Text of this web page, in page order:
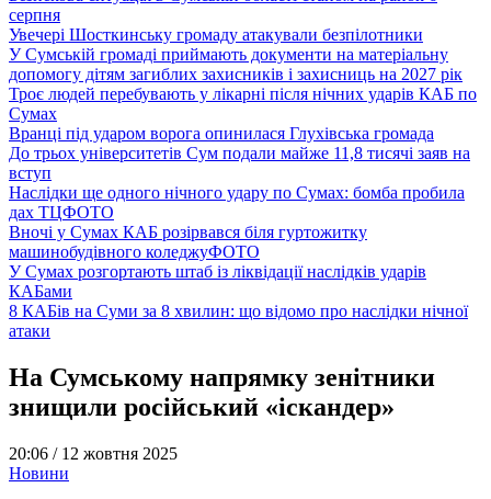
серпня
Увечері Шосткинську громаду атакували безпілотники
У Сумській громаді приймають документи на матеріальну
допомогу дітям загиблих захисників і захисниць на 2027 рік
Троє людей перебувають у лікарні після нічних ударів КАБ по
Сумах
Вранці під ударом ворога опинилася Глухівська громада
До трьох університетів Сум подали майже 11,8 тисячі заяв на
вступ
Наслідки ще одного нічного удару по Сумах: бомба пробила
дах ТЦФОТО
Вночі у Сумах КАБ розірвався біля гуртожитку
машинобудівного коледжуФОТО
У Сумах розгортають штаб із ліквідації наслідків ударів
КАБами
8 КАБів на Суми за 8 хвилин: що відомо про наслідки нічної
атаки
На Сумському напрямку зенітники
знищили російський «іскандер»
20:06 / 12 жовтня 2025
Новини